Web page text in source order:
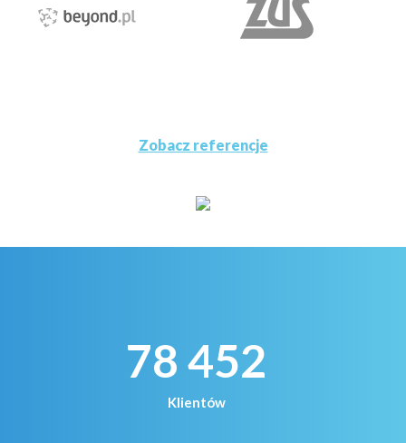
Zobacz referencje
78 452
Klientów